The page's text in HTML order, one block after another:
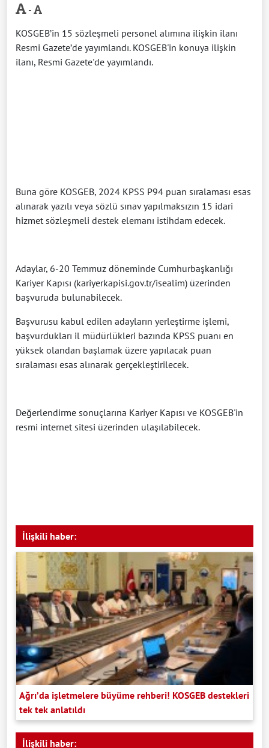
-
KOSGEB’in 15 sözleşmeli personel alımına ilişkin ilanı
Resmi Gazete’de yayımlandı. KOSGEB'in konuya ilişkin
ilanı, Resmi Gazete'de yayımlandı.
Buna göre KOSGEB, 2024 KPSS P94 puan sıralaması esas
alınarak yazılı veya sözlü sınav yapılmaksızın 15 idari
hizmet sözleşmeli destek elemanı istihdam edecek.
Adaylar, 6-20 Temmuz döneminde Cumhurbaşkanlığı
Kariyer Kapısı (kariyerkapisi.gov.tr/isealim) üzerinden
başvuruda bulunabilecek.
Başvurusu kabul edilen adayların yerleştirme işlemi,
başvurdukları il müdürlükleri bazında KPSS puanı en
yüksek olandan başlamak üzere yapılacak puan
sıralaması esas alınarak gerçekleştirilecek.
Değerlendirme sonuçlarına Kariyer Kapısı ve KOSGEB'in
resmi internet sitesi üzerinden ulaşılabilecek.
İlişkili haber:
Ağrı’da işletmelere büyüme rehberi! KOSGEB destekleri
tek tek anlatıldı
İlişkili haber: